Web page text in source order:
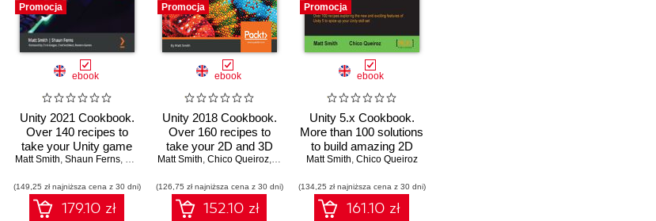
Murphy
Promocja
ebook
Unity 2021 Cookbook.
Over 140 recipes to
take your Unity game
development skills to
Edition
Matt Smith, Shaun Ferns, Chris Gregan
(149,25 zł najniższa cena z 30 dni)
179.10 zł
Promocja
ebook
Unity 2018 Cookbook.
Over 160 recipes to
take your 2D and 3D
game development to
Edition
Matt Smith, Chico Queiroz, Jate Wittayabundit
(126,75 zł najniższa cena z 30 dni)
152.10 zł
Promocja
ebook
Unity 5.x Cookbook.
More than 100 solutions
to build amazing 2D
and 3D games with
Matt Smith, Chico Queiroz
(134,25 zł najniższa cena z 30 dni)
161.10 zł